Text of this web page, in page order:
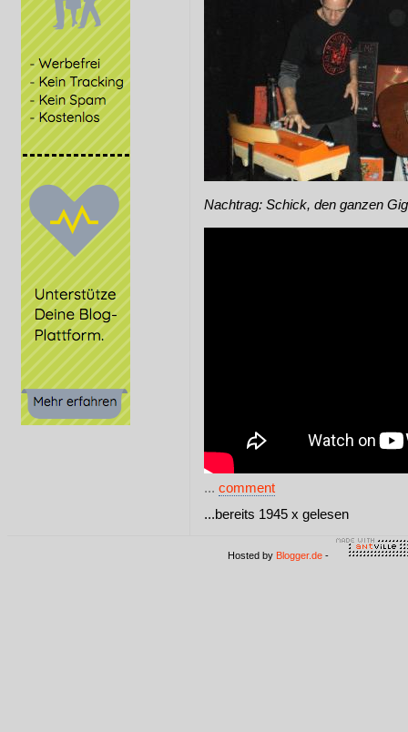
Nachtrag: Schick, den ganzen
... comment
...bereits 1945 x gelesen
Hosted by Blogger.de -